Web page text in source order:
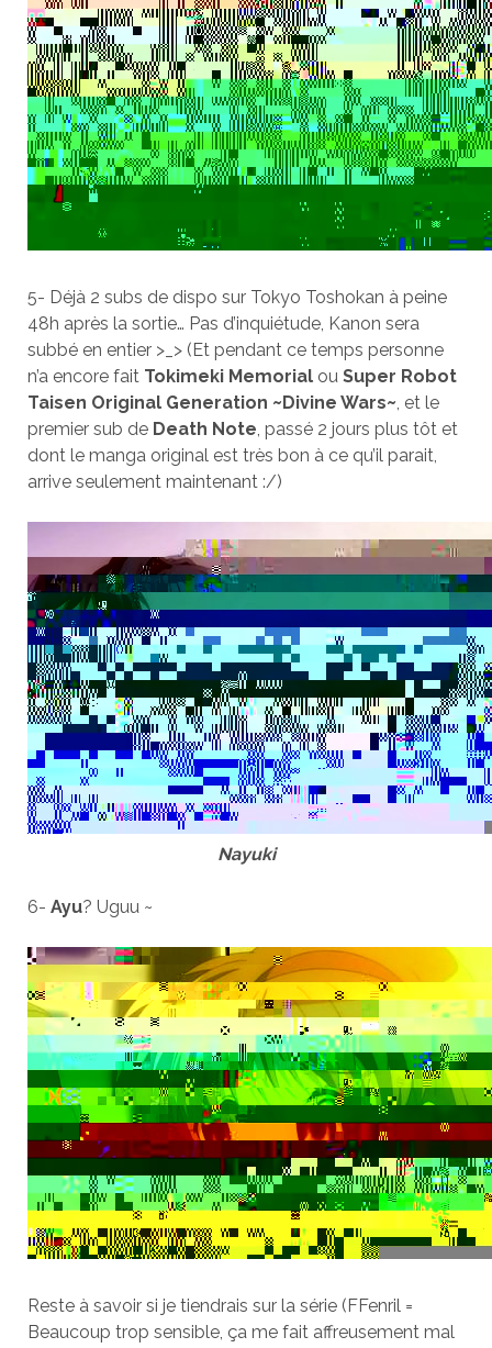
5- Déjà 2 subs de dispo sur Tokyo Toshokan à peine
48h après la sortie… Pas d’inquiétude, Kanon sera
subbé en entier >_> (Et pendant ce temps personne
n’a encore fait Tokimeki Memorialou Super Robot
Taisen Original Generation ~Divine Wars~, et le
premier sub de Death Note, passé 2 jours plus tôt et
dont le manga original est très bon à ce qu’il parait,
arrive seulement maintenant :/)
Nayuki
6- Ayu? Uguu ~
Reste à savoir si je tiendrais sur la série (FFenril =
Beaucoup trop sensible, ça me fait affreusement mal